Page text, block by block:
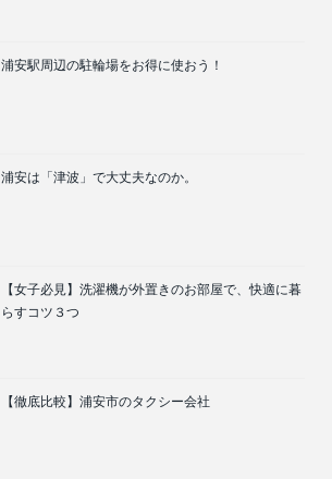
浦安駅周辺の駐輪場をお得に使おう！
浦安は「津波」で大丈夫なのか。
【女子必見】洗濯機が外置きのお部屋で、快適に暮
らすコツ３つ
【徹底比較】浦安市のタクシー会社